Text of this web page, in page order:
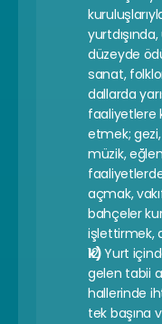
düzeyde
sanat,
dallarda
faaliyetlere
etmek;
müzik,
açmak,
bahçeler
işlettirmek,
k) Yurt
gelen tabii
hallerinde
tek başına